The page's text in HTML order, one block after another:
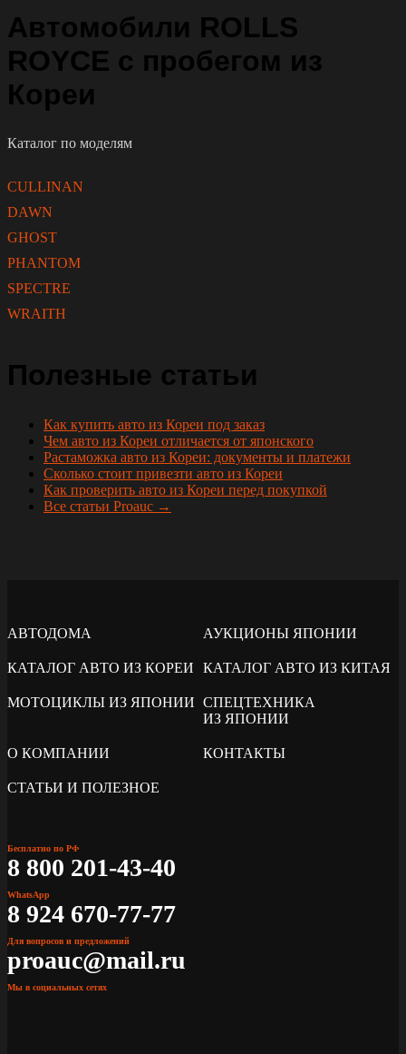
Автомобили ROLLS
ROYCE с пробегом из
Кореи
Каталог по моделям
CULLINAN
DAWN
GHOST
PHANTOM
SPECTRE
WRAITH
Полезные статьи
Как купить авто из Кореи под заказ
Чем авто из Кореи отличается от японского
Растаможка авто из Кореи: документы и платежи
Сколько стоит привезти авто из Кореи
Как проверить авто из Кореи перед покупкой
Все статьи Proauc →
АВТОДОМА АУКЦИОНЫ ЯПОНИИ
КАТАЛОГ АВТО ИЗ КОРЕИ КАТАЛОГ АВТО ИЗ КИТАЯ
МОТОЦИКЛЫ ИЗ ЯПОНИИ СПЕЦТЕХНИКА
ИЗ ЯПОНИИ
О КОМПАНИИ КОНТАКТЫ
СТАТЬИ И ПОЛЕЗНОЕ
Бесплатно по РФ
8 800 201-43-40
WhatsApp
8 924 670-77-77
Для вопросов и предложений
proauc@mail.ru
Мы в социальных сетях